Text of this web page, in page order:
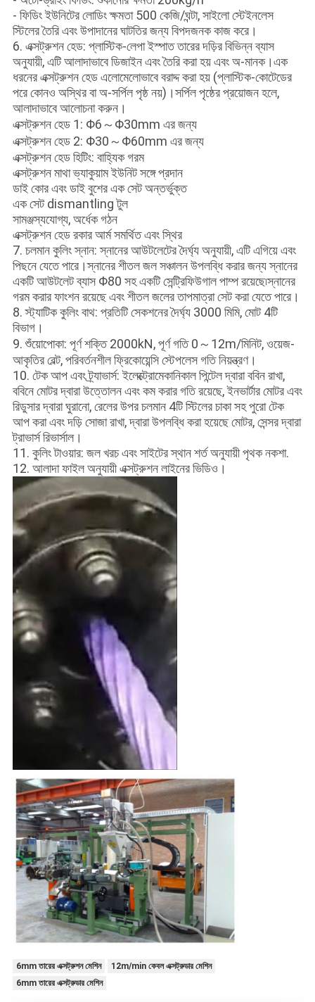
- ফিডিং ইউনিটের লোডিং ক্ষমতা 500 কেজি/ঘন্টা, সাইলো স্টেইনলেস
স্টিলের তৈরি এবং উপাদানের ঘাটতির জন্য বিপদজনক কাজ করে।
6. এক্সট্রুশন হেড: প্লাস্টিক-লেপা ইস্পাত তারের দড়ির বিভিন্ন ব্যাস
অনুযায়ী, এটি আলাদাভাবে ডিজাইন এবং তৈরি করা হয় এবং অ-মানক।এক
ধরনের এক্সট্রুশন হেড এলোমেলোভাবে বরাদ্দ করা হয় (প্লাস্টিক-কোটেডের
পরে কোনও অস্থির বা অ-সর্পিল পৃষ্ঠ নয়)।সর্পিল পৃষ্ঠের প্রয়োজন হলে,
আলাদাভাবে আলোচনা করুন।
এক্সট্রুশন হেড 1: Φ6～Φ30mm এর জন্য
এক্সট্রুশন হেড 2: Φ30～Φ60mm এর জন্য
এক্সট্রুশন হেড হিটিং: বাহ্যিক গরম
এক্সট্রুশন মাথা ভ্যাকুয়াম ইউনিট সঙ্গে প্রদান
ডাই কোর এবং ডাই বুশের এক সেট অন্তর্ভুক্ত
এক সেট dismantling টুল
সামঞ্জস্যযোগ্য, অর্ধেক গঠন
এক্সট্রুশন হেড রকার আর্ম সমর্থিত এবং স্থির
7. চলমান কুলিং স্নান: স্নানের আউটলেটের দৈর্ঘ্য অনুযায়ী, এটি এগিয়ে এবং
পিছনে যেতে পারে।স্নানের শীতল জল সঞ্চালন উপলব্ধি করার জন্য স্নানের
একটি আউটলেট ব্যাস Φ80 সহ একটি সেন্ট্রিফিউগাল পাম্প রয়েছে৷স্নানের
গরম করার ফাংশন রয়েছে এবং শীতল জলের তাপমাত্রা সেট করা যেতে পারে।
8. স্ট্যাটিক কুলিং বাথ: প্রতিটি সেকশনের দৈর্ঘ্য 3000 মিমি, মোট 4টি
বিভাগ।
9. শুঁয়োপোকা: পূর্ণ শক্তি 2000kN, পূর্ণ গতি 0～12m/মিনিট, ওয়েজ-
আকৃতির বেল্ট, পরিবর্তনশীল ফ্রিকোয়েন্সি স্টেপলেস গতি নিয়ন্ত্রণ।
10. টেক আপ এবং ট্র্যাভার্স: ইলেক্ট্রোমেকানিকাল পিন্টেল দ্বারা ববিন রাখা,
ববিনে মোটর দ্বারা উত্তোলন এবং কম করার গতি রয়েছে, ইনভার্টার মোটর এবং
রিডুসার দ্বারা ঘুরানো, রেলের উপর চলমান 4টি স্টিলের চাকা সহ পুরো টেক
আপ করা এবং দড়ি সোজা রাখা, দ্বারা উপলব্ধি করা হয়েছে মোটর, সেন্সর দ্বারা
ট্রাভার্স রিভার্সাল।
11. কুলিং টাওয়ার: জল খরচ এবং সাইটের স্থান শর্ত অনুযায়ী পৃথক নকশা.
12. আলাদা ফাইল অনুযায়ী এক্সট্রুশন লাইনের ভিডিও।
6mm তারের এক্সট্রুশন মেশিন
12m/min কেবল এক্সট্রুডার মেশিন
6mm তারের এক্সট্রুডার মেশিন